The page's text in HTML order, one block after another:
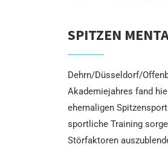
SPITZEN
Dehrn/Düsseldorf/
Akademiejahres fand
ehemaligen
sportliche Training
Störfaktoren